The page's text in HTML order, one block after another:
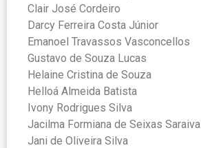
Clair José Cordeiro
Darcy Ferreira Costa Júnior
Emanoel Travassos Vasconcellos
Gustavo de Souza Lucas
Helaine Cristina de Souza
Helloá Almeida Batista
Ivony Rodrigues Silva
Jacilma Formiana de Seixas Saraiva
Jani de Oliveira Silva